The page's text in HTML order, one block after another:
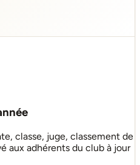
classe, juge, classement de
aux adhérents du club à jour